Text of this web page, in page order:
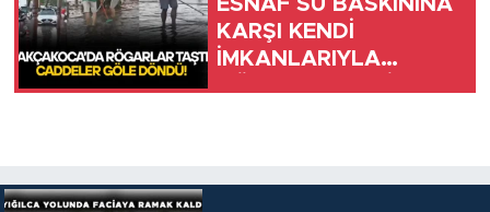
KARŞI KENDİ
İMKANLARIYLA